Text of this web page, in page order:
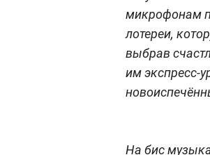
микрофонам
лотереи,
выбрав
им экспресс-
На бис